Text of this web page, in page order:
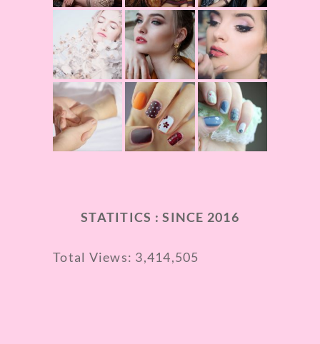
STATITICS : SINCE 2016
Total Views: 3,414,505